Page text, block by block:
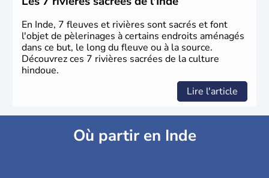
En Inde, 7 fleuves et rivières sont sacrés et font
l'objet de pèlerinages à certains endroits aménagés
dans ce but, le long du fleuve ou à la source.
Découvrez ces 7 rivières sacrées de la culture
hindoue.
Lire l'article
Où partir en Inde